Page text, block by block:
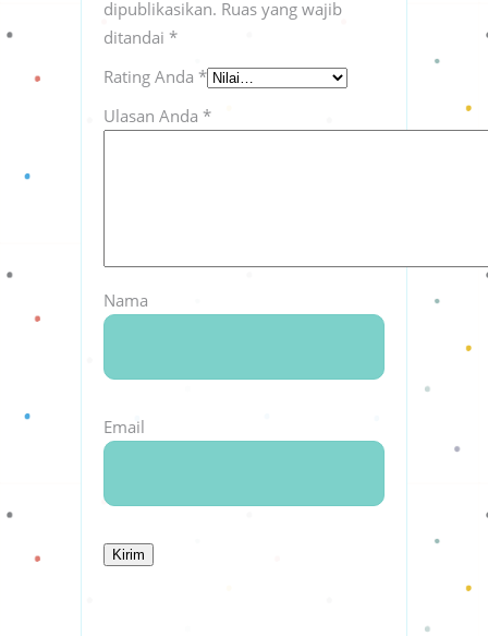
dipublikasikan. Ruas yang wajib
ditandai *
Rating Anda *
Ulasan Anda *
Nama
Email